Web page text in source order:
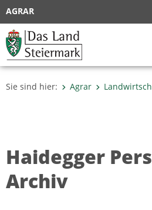
AGRAR
Sie sind hier: Agrar
Haidegger
Archiv